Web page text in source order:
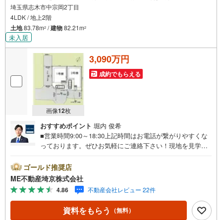
埼玉県志木市中宗岡2丁目
4LDK / 地上2階
土地83.78m2 /建物82.21m2
未入居
画像12枚
3,090万円
成約でもらえる
おすすめポイント 堀内 俊希
■営業時間9:00～18:30上記時間はお電話が繋がりやすくな
っております。ぜひお気軽にご連絡下さい！現地を見学さ
ご希望の日時をご記入いただけますとスムーズにご案内が
可能です。■ご来店特典1.ご見学、ご来店後にアンケート記
入でもれなく3、000円のQUOカードプレゼント（1組様1回
限り後日郵送）2.未公開の物件情報をご紹介3.不動産ご購
入、ご売却、太陽光発電システムご検討中のお客様、ご紹
介でもれなくQUOカード3、000円分プレゼント更にご紹介
ゴールド推奨店
ME不動産埼京株式会社
4.86 不動産会社レビュー 22件
資料をもらう （無料）